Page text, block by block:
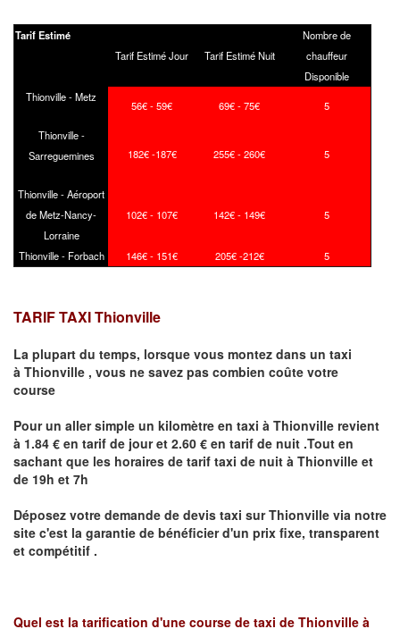
Tarif Estimé
Tarif Estimé Jour
Tarif Estimé Nuit
Nombre de
chauffeur
Disponible
Thionville - Metz
56€ - 59€ 69€ - 75€ 5
Thionville -
Sarreguemines
182€ -187€ 255€ - 260€ 5
Thionville - Aéroport
de Metz-Nancy-
Lorraine
102€ - 107€ 142€ - 149€ 5
Thionville - Forbach 146€ - 151€ 205€ -212€ 5
TARIF TAXI Thionville
La plupart du temps, lorsque vous montez dans un taxi
à Thionville , vous ne savez pas combien coûte votre
course
Pour un aller simple un kilomètre en taxi à Thionville revient
à 1.84 € en tarif de jour et 2.60 € en tarif de nuit .Tout en
sachant que les horaires de tarif taxi de nuit à Thionville et
de 19h et 7h
Déposez votre demande de devis taxi surThionville via notre
site c'est la garantie de bénéficier d'un prix fixe, transparent
et compétitif .
Quel est la tarification d'une course de taxi de Thionville à